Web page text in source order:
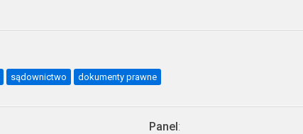
sądownictwo dokumenty prawne
Panel: